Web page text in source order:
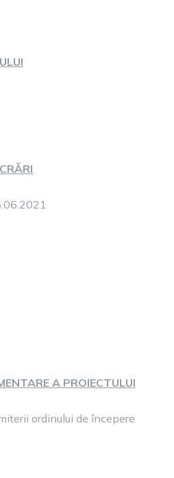
A PROIECTULUI
ordinului de începere